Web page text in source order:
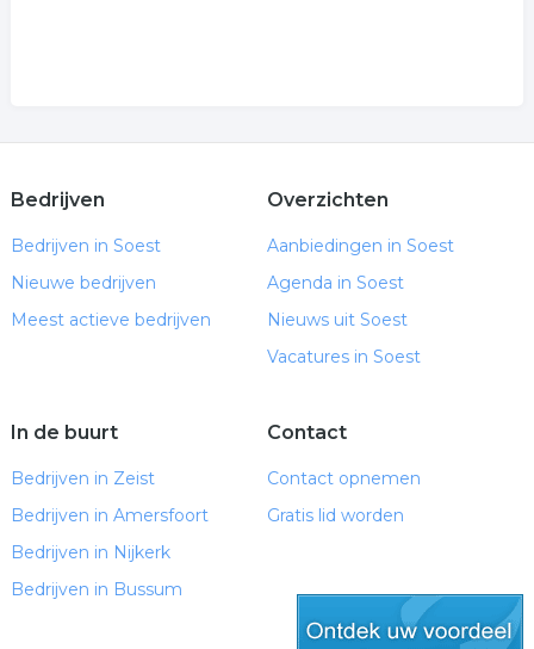
Bedrijven
Bedrijven in Soest
Nieuwe bedrijven
Meest actieve bedrijven
Overzichten
Aanbiedingen in Soest
Agenda in Soest
Nieuws uit Soest
Vacatures in Soest
In de buurt
Bedrijven in Zeist
Bedrijven in Amersfoort
Bedrijven in Nijkerk
Bedrijven in Bussum
Contact
Contact opnemen
Gratis lid worden